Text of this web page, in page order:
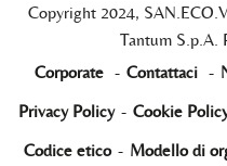
Copyright 2024,
Tantum S.p.A.
Corporate - Contattaci -
Privacy Policy - Cookie
Codice etico - Modello di